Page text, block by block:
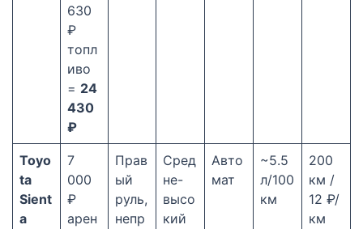
630
₽
топл
иво
= 24
430
₽
Toyo
ta
Sient
a
7
000
₽
арен
Прав
ый
руль,
непр
Сред
не-
высо
кий
Авто
мат
~5.5
л/100
км
200
км /
12 ₽/
км